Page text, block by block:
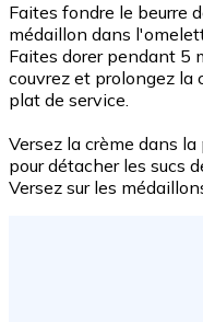
Faites fondre le beurre
médaillon dans
Faites dorer pendant 5
couvrez et prolongez la
plat de service.
Versez la crème dans
pour détacher les sucs
Versez sur les